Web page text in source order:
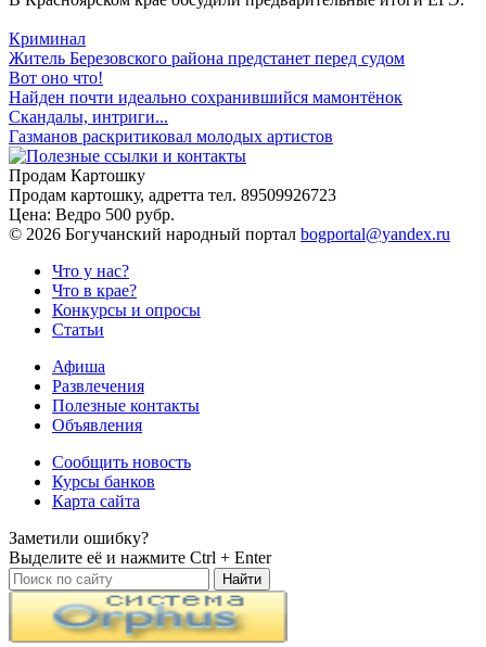
Криминал
Житель Березовского района предстанет перед судом
Вот оно что!
Найден почти идеально сохранившийся мамонтёнок
Скандалы, интриги...
Газманов раскритиковал молодых артистов
Продам Картошку
Продам картошку, адретта тел. 89509926723
Цена: Ведро 500 рубр.
© 2026 Богучанский народный портал bogportal@yandex.ru
Что у нас?
Что в крае?
Конкурсы и опросы
Статьи
Афиша
Развлечения
Полезные контакты
Объявления
Сообщить новость
Курсы банков
Карта сайта
Заметили ошибку?
Выделите её и нажмите Ctrl + Enter